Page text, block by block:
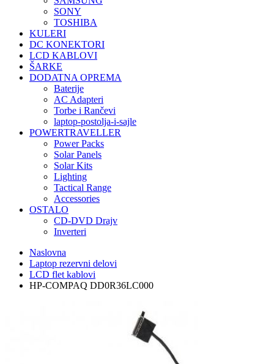
SONY
TOSHIBA
KULERI
DC KONEKTORI
LCD KABLOVI
ŠARKE
DODATNA OPREMA
Baterije
AC Adapteri
Torbe i Rančevi
laptop-postolja-i-sajle
POWERTRAVELLER
Power Packs
Solar Panels
Solar Kits
Lighting
Tactical Range
Accessories
OSTALO
CD-DVD Drajv
Inverteri
Naslovna
Laptop rezervni delovi
LCD flet kablovi
HP-COMPAQ DD0R36LC000